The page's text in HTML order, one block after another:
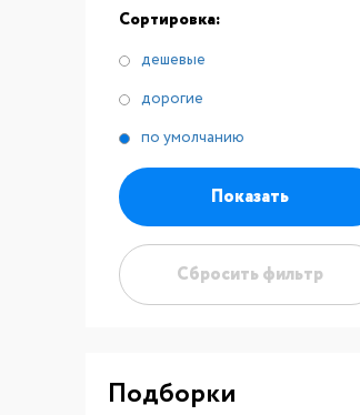
Сортировка:
дешевые
дорогие
по умолчанию
Показать
Сбросить фильтр
Подборки